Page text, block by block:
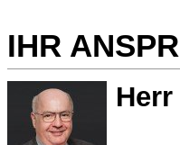
IHR